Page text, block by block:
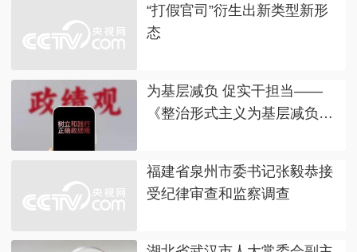
“打假官司”衍生出新类型新形
态
为基层减负 促实干担当——
《整治形式主义为基层减负若
福建省泉州市委书记张毅恭接
受纪律审查和监察调查